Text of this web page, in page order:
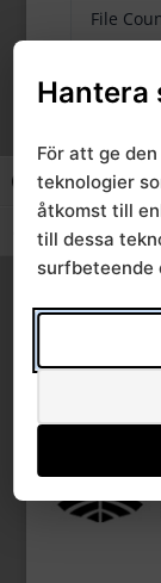
Slå på/av hög
Slå på/av
File
Create
Last
sem
Hantera
För att ge
teknologier
åtkomst till
till dessa
surfbeteende